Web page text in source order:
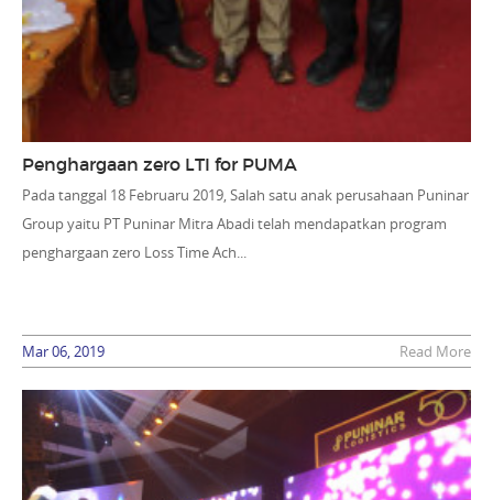
Penghargaan zero LTI for PUMA
Pada tanggal 18 Februaru 2019, Salah satu anak perusahaan Puninar
Group yaitu PT Puninar Mitra Abadi telah mendapatkan program
penghargaan zero Loss Time Ach...
Mar 06, 2019 Read More